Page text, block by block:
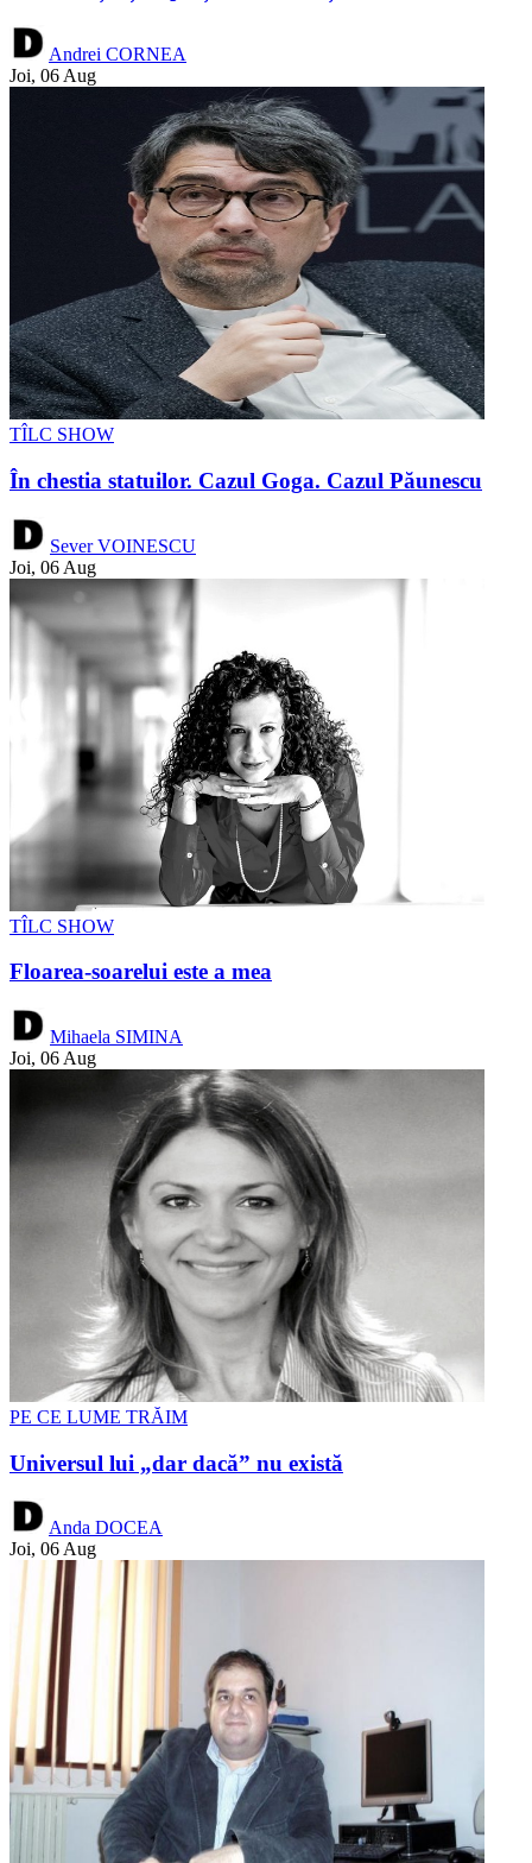
Andrei CORNEA
Joi, 06 Aug
TÎLC SHOW
În chestia statuilor. Cazul Goga. Cazul Păunescu
Sever VOINESCU
Joi, 06 Aug
TÎLC SHOW
Floarea-soarelui este a mea
Mihaela SIMINA
Joi, 06 Aug
PE CE LUME TRĂIM
Universul lui „dar dacă” nu există
Anda DOCEA
Joi, 06 Aug